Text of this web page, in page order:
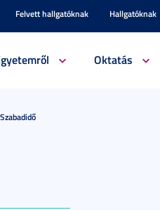
Felvett hallgatóknak Hallgatóknak
Oktatás